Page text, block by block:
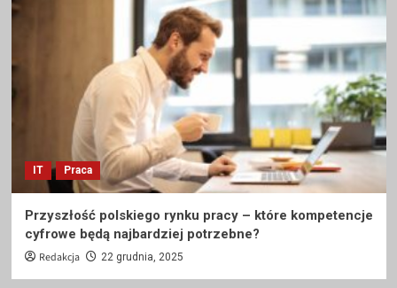
IT Praca
Przyszłość polskiego rynku pracy – które kompetencje
cyfrowe będą najbardziej potrzebne?
Redakcja 22 grudnia, 2025